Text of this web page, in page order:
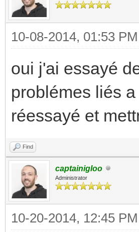
10-08-2014, 01:53 PM
oui j'ai essayé
problémes liés
réessayé et
Find
captainigloo
Administrator
10-20-2014, 12:45 PM